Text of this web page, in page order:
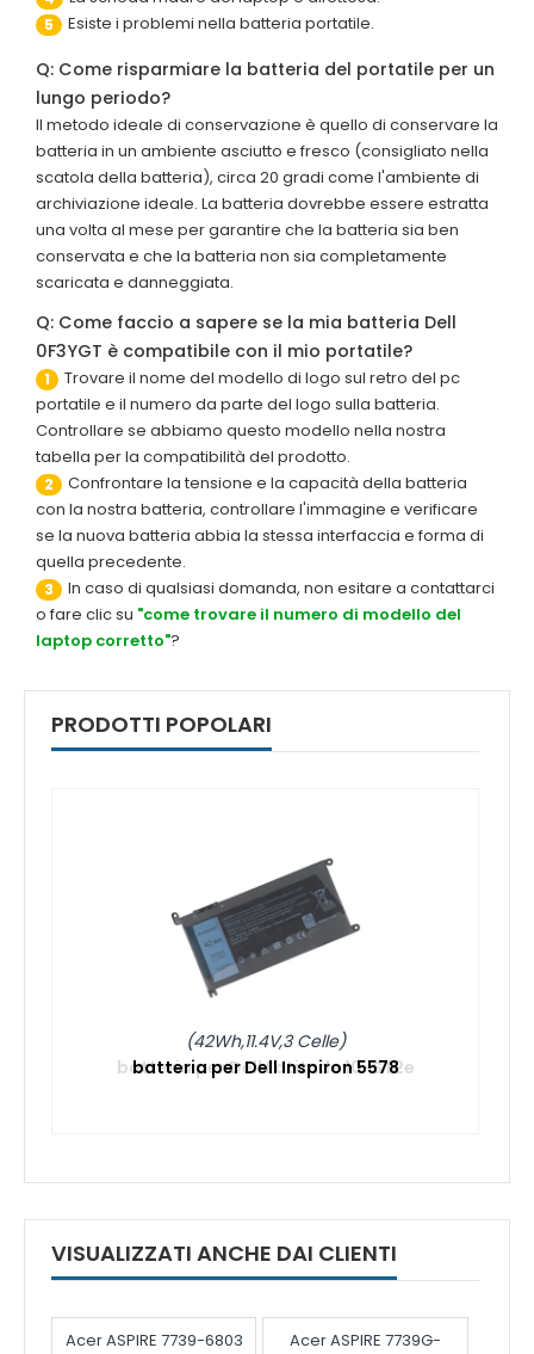
5 Esiste i problemi nella batteria portatile.
Q: Come risparmiare la batteria del portatile per un
lungo periodo?
Il metodo ideale di conservazione è quello di conservare la
batteria in un ambiente asciutto e fresco (consigliato nella
scatola della batteria), circa 20 gradi come l'ambiente di
archiviazione ideale. La batteria dovrebbe essere estratta
una volta al mese per garantire che la batteria sia ben
conservata e che la batteria non sia completamente
scaricata e danneggiata.
Q: Come faccio a sapere se la mia batteria Dell
0F3YGT è compatibile con il mio portatile?
1
Trovare il nome del modello di logo sul retro del pc
portatile e il numero da parte del logo sulla batteria.
Controllare se abbiamo questo modello nella nostra
tabella per la compatibilità del prodotto.
2
Confrontare la tensione e la capacità della batteria
con la nostra batteria, controllare l'immagine e verificare
se la nuova batteria abbia la stessa interfaccia e forma di
quella precedente.
3
In caso di qualsiasi domanda, non esitare a contattarci
o fare clic su "come trovare il numero di modello del
laptop corretto"?
PRODOTTI POPOLARI
(42Wh,11.4V,3 Celle)
batteria per Dell Inspiron 5578
VISUALIZZATI ANCHE DAI CLIENTI
Acer ASPIRE 7739-6803
Acer ASPIRE 7739G-